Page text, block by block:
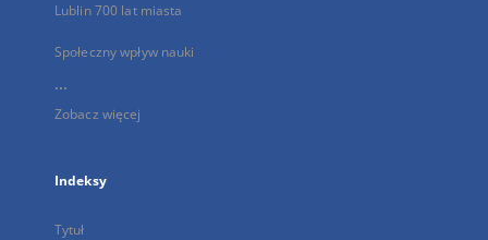
Lublin 700 lat miasta
Społeczny wpływ nauki
...
Zobacz więcej
Indeksy
Tytuł